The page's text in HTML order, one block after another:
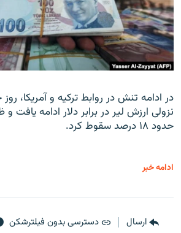
در ادامه تنش در روابط ترکیه و آمریکا،
نزولی ارزش لیر در برابر دلار ادامه یافت
حدود ۱۸ درصد سقوط کرد.
ادامه خبر
ارسال دسترسی بدون فیلترشکن